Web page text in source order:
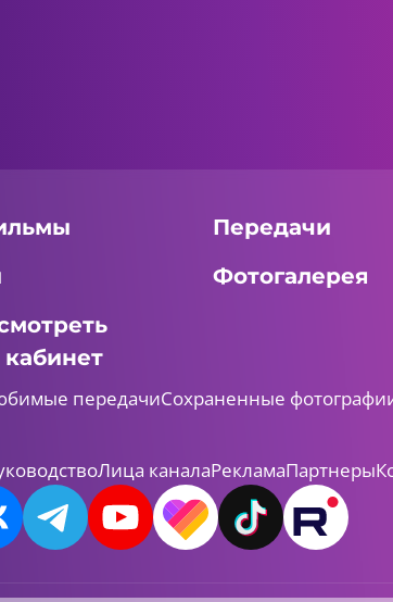
Передачи
Фотогалерея
передачиСохраненные
Лица каналаРекламаПартнеры